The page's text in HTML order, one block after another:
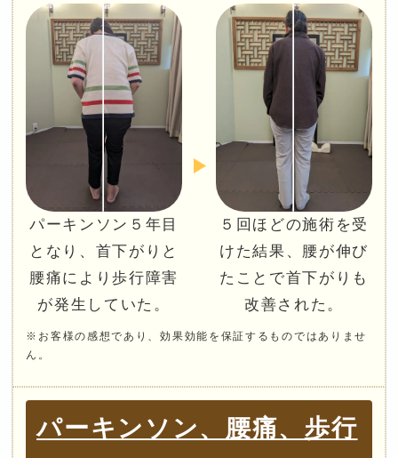
パーキンソン５年目
となり、首下がりと
腰痛により歩行障害
が発生していた。
５回ほどの施術を受
けた結果、腰が伸び
たことで首下がりも
改善された。
※お客様の感想であり、効果効能を保証するものではありませ
ん。
パーキンソン、腰痛、歩行